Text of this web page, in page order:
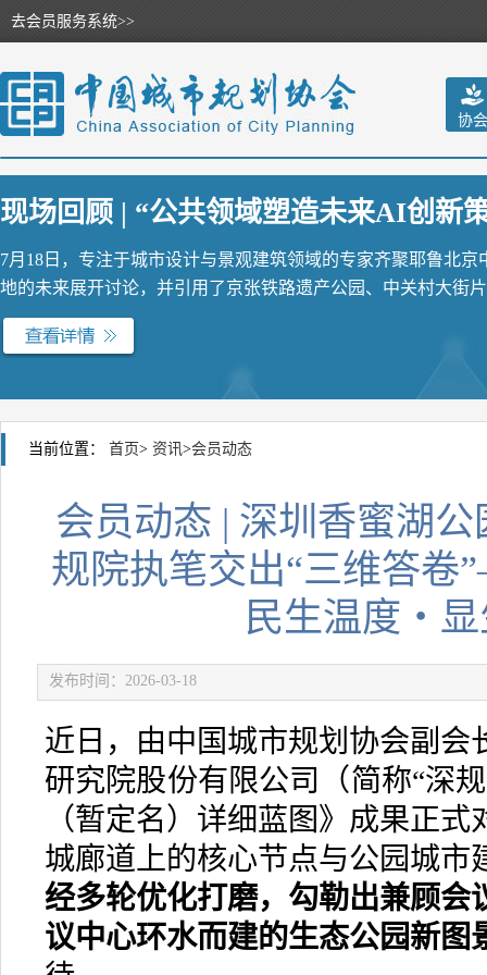
去会员服务系统>>
协会
现场回顾 | “公共领域塑造未来AI创新
7月18日，专注于城市设计与景观建筑领域的专家齐聚耶鲁北
地的未来展开讨论，并引用了京张铁路遗产公园、中关村大街
当前位置： 首页> 资讯>会员动态
会员动态 | 深圳香蜜湖
规院执笔交出“三维答
民生温度・
发布时间：2026-03-18
近日，由中国城市规划协会副会
研究院股份有限公司（简称“深
（暂定名）详细蓝图》成果正
城廊道上的核心节点与公园城市
经多轮优化打磨，勾勒出兼顾会
议中心环水而建的生态公园新图